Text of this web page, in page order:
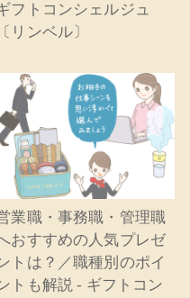
フトコンシェルジュ
〔リンベル〕
業職・事務職・管理職
おすすめの人気プレゼ
トは？／職種別のポイ
トも解説 - ギフトコン